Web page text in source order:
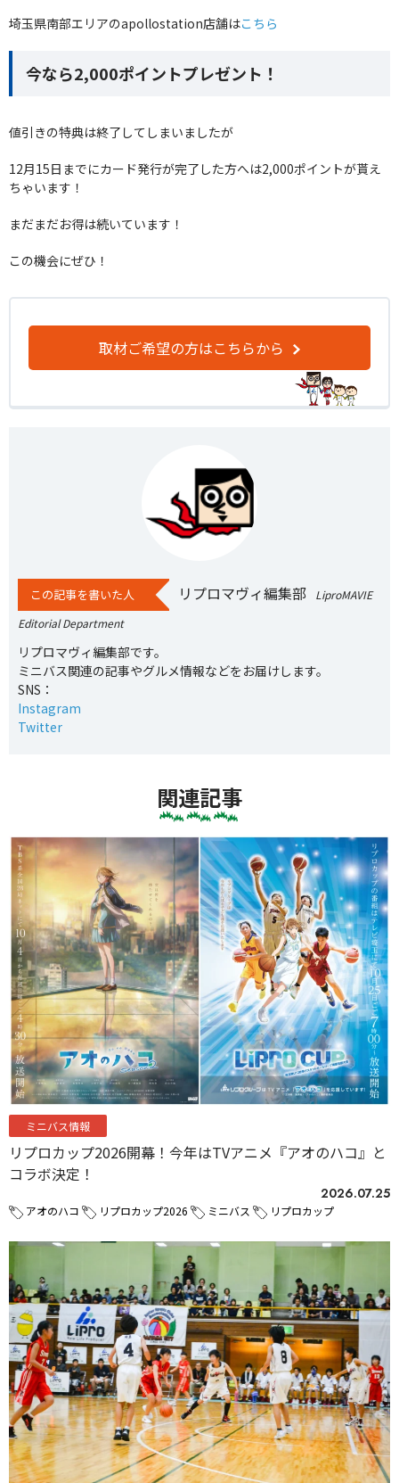
埼玉県南部エリアのapollostation店舗はこちら
今なら2,000ポイントプレゼント！
値引きの特典は終了してしまいましたが
12月15日までにカード発行が完了した方へは2,000ポイントが貰え
ちゃいます！
まだまだお得は続いています！
この機会にぜひ！
取材ご希望の方はこちらから
この記事を書いた人 リプロマヴィ編集部
LiproMAVIE
Editorial Department
リプロマヴィ編集部です。
ミニバス関連の記事やグルメ情報などをお届けします。
SNS：
Instagram
Twitter
関連記事
ミニバス情報
リプロカップ2026開幕！今年はTVアニメ『アオのハコ』と
コラボ決定！
2026.07.25
アオのハコ リプロカップ2026 ミニバス リプロカップ